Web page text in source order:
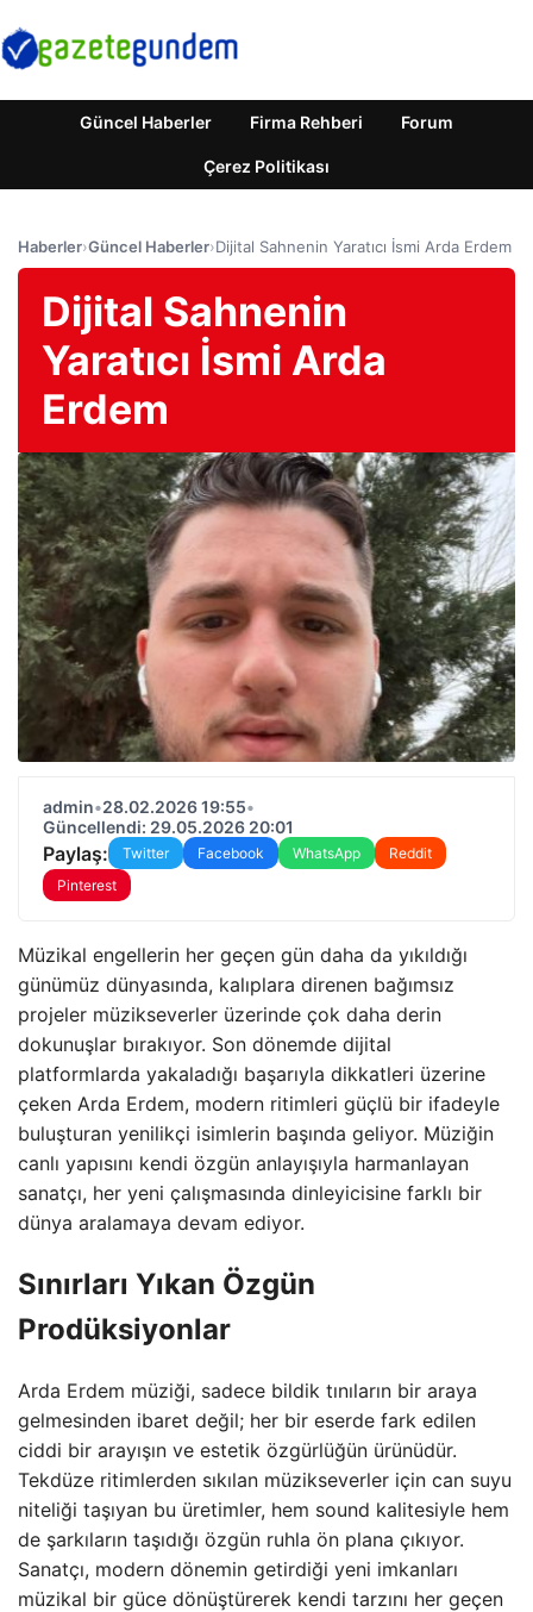
Güncel Haberler Firma Rehberi Forum
Çerez Politikası
Haberler›Güncel Haberler›Dijital Sahnenin Yaratıcı İsmi Arda Erdem
Dijital Sahnenin
Yaratıcı İsmi Arda
Erdem
admin•28.02.2026 19:55•
Güncellendi: 29.05.2026 20:01
Paylaş: Twitter Facebook WhatsApp
Reddit
Pinterest
Müzikal engellerin her geçen gün daha da yıkıldığı
günümüz dünyasında, kalıplara direnen bağımsız
projeler müzikseverler üzerinde çok daha derin
dokunuşlar bırakıyor. Son dönemde dijital
platformlarda yakaladığı başarıyla dikkatleri üzerine
çeken Arda Erdem, modern ritimleri güçlü bir ifadeyle
buluşturan yenilikçi isimlerin başında geliyor. Müziğin
canlı yapısını kendi özgün anlayışıyla harmanlayan
sanatçı, her yeni çalışmasında dinleyicisine farklı bir
dünya aralamaya devam ediyor.
Sınırları Yıkan Özgün
Prodüksiyonlar
Arda Erdem müziği, sadece bildik tınıların bir araya
gelmesinden ibaret değil; her bir eserde fark edilen
ciddi bir arayışın ve estetik özgürlüğün ürünüdür.
Tekdüze ritimlerden sıkılan müzikseverler için can suyu
niteliği taşıyan bu üretimler, hem sound kalitesiyle hem
de şarkıların taşıdığı özgün ruhla ön plana çıkıyor.
Sanatçı, modern dönemin getirdiği yeni imkanları
müzikal bir güce dönüştürerek kendi tarzını her geçen